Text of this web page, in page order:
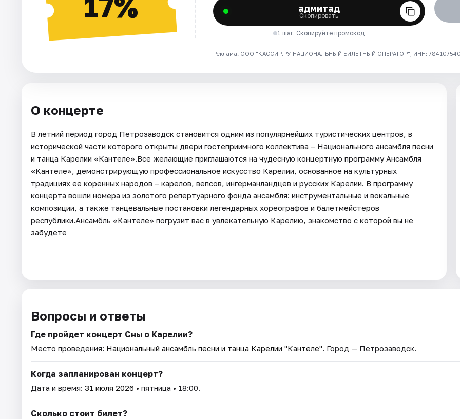
адмитад
Скопировать
1 шаг. Скопируйте промокод
Реклама. ООО "КАССИР.РУ-НАЦИОНАЛЬНЫЙ БИЛЕТНЫЙ ОПЕРАТОР", ИНН: 7841075409
О концерте
В летний период город Петрозаводск становится одним из популярнейших туристических центров, в
исторической части которого открыты двери гостеприимного коллектива – Национального ансамбля песни
и танца Карелии «Кантеле».Все желающие приглашаются на чудесную концертную программу Ансамбля
«Кантеле», демонстрирующую профессиональное искусство Карелии, основанное на культурных
традициях ее коренных народов – карелов, вепсов, ингерманландцев и русских Карелии. В программу
концерта вошли номера из золотого репертуарного фонда ансамбля: инструментальные и вокальные
композиции, а также танцевальные постановки легендарных хореографов и балетмейстеров
республики.Ансамбль «Кантеле» погрузит вас в увлекательную Карелию, знакомство с которой вы не
забудете
Вопросы и ответы
Где пройдет концерт Сны о Карелии?
Место проведения: Национальный ансамбль песни и танца Карелии "Кантеле". Город — Петрозаводск.
Когда запланирован концерт?
Дата и время: 31 июля 2026 • пятница • 18:00.
Сколько стоит билет?